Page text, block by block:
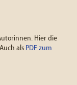
Hier die
als PDF zum